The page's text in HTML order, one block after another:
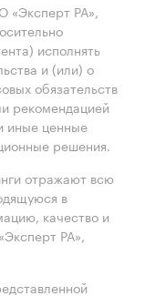
«Эксперт РА»,
исполнять
и (или) о
обязательств
рекомендацией
иные ценные
решения.
отражают всю
в
качество и
РА»,